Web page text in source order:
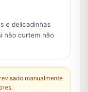
e delicadinhas
não curtem não
manualmente